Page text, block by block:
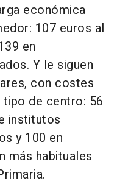
económica
107 euros al
en
Y le siguen
con costes
de centro: 56
institutos
y 100 en
más habituales